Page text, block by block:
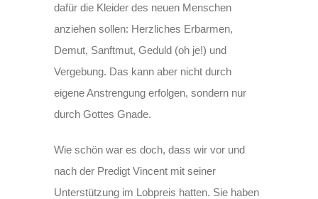
dafür die Kleider des neuen Menschen
anziehen sollen: Herzliches Erbarmen,
Demut, Sanftmut, Geduld (oh je!) und
Vergebung. Das kann aber nicht durch
eigene Anstrengung erfolgen, sondern nur
durch Gottes Gnade.
Wie schön war es doch, dass wir vor und
nach der Predigt Vincent mit seiner
Unterstützung im Lobpreis hatten. Sie haben